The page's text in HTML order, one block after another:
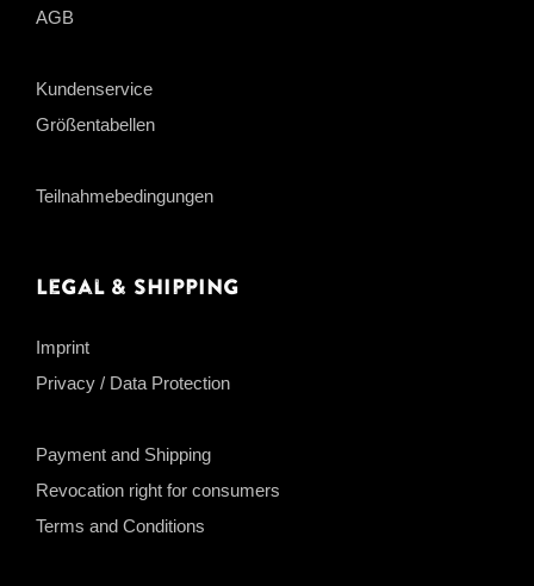
AGB
Kundenservice
Größentabellen
Teilnahmebedingungen
Legal & Shipping
Imprint
Privacy / Data Protection
Payment and Shipping
Revocation right for consumers
Terms and Conditions